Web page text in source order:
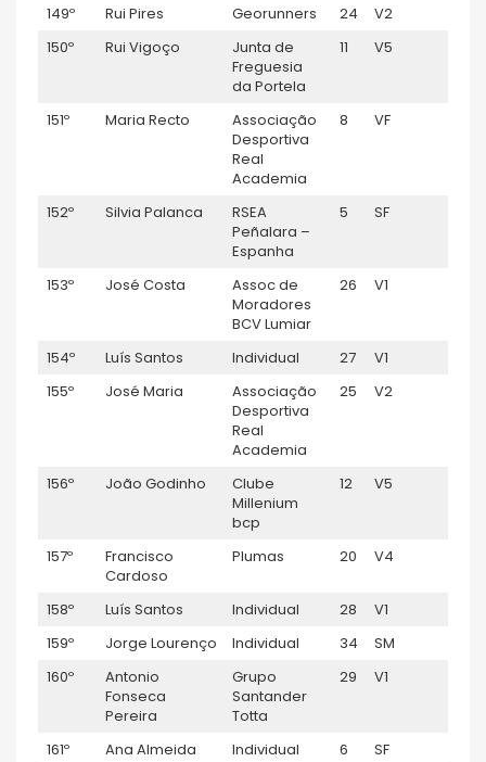
149º Rui Pires Georunners 24 V2
150º
Rui Vigoço
Junta de
Freguesia
da Portela
11 V5
151º Maria Recto
Associação
Desportiva
Real
Academia
8 VF
152º Silvia Palanca
RSEA
Peñalara –
Espanha
5 SF
153º José Costa
Assoc de
Moradores
BCV Lumiar
26 V1
154º Luís Santos Individual 27 V1
155º
José Maria
Associação
Desportiva
Real
Academia
25 V2
156º João Godinho
Clube
Millenium
bcp
12 V5
157º
Francisco
Cardoso
Plumas 20 V4
158º Luís Santos Individual 28 V1
159º
Jorge Lourenço Individual 34 SM
160º
Antonio
Fonseca
Pereira
Grupo
Santander
Totta
29 V1
161º Ana Almeida Individual 6 SF